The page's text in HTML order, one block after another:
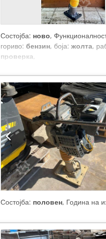
Состојба: ново,
гориво: бензин, боја: жолта,
проверка,
Состојба: половен, Година на